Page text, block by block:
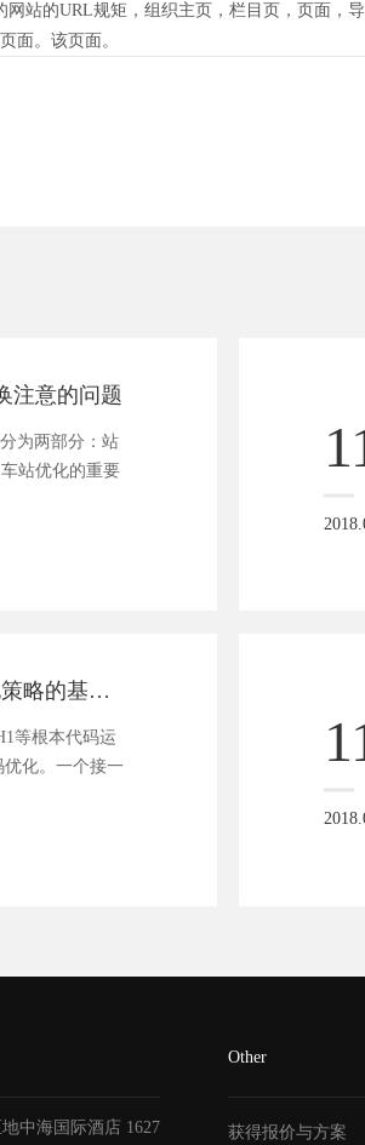
站的URL规矩，组织主页，栏目页，页面，
面。该页面。
注意的问题
为两部分：站
站优化的重要
做好seo网站排名优化策略的基本要求
等根本代码运
优化。一个接一
中海国际酒店 1627
Other
获得报价与方案